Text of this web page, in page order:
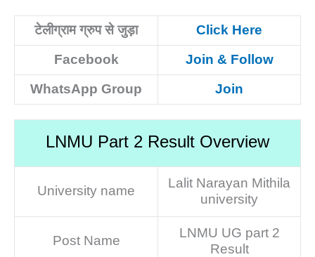
टेलीग्राम ग्रुप से जुड़ा
Click Here
Facebook
Join & Follow
WhatsApp Group
Join
LNMU Part 2 Result Overview
University name
Lalit Narayan Mithila
university
Post Name
LNMU UG part 2
Result